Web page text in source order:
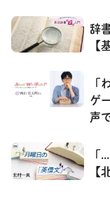
辞
【
「
ゲ
声
「
【